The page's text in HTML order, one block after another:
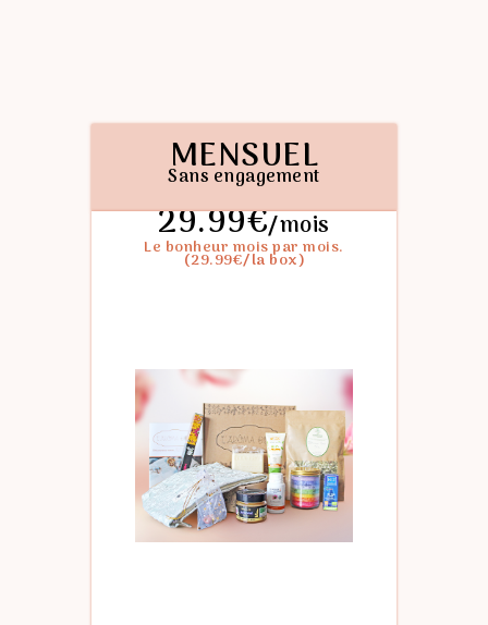
MENSUEL
Sans engagement
29.99€/mois
Le bonheur mois par mois.
(29.99€/la box)